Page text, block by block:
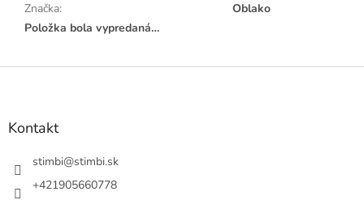
Značka:
Oblako
Položka bola vypredaná…
Z
Kontakt
stimbi@stimbi.sk
+421905660778